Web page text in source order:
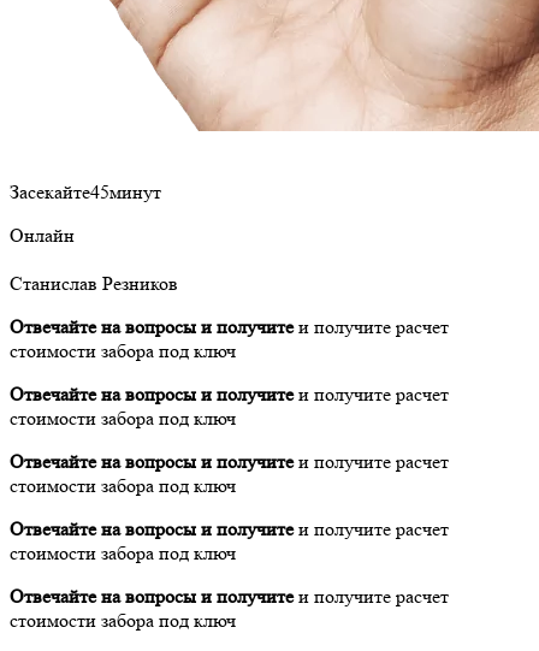
Засекайте45минут
Онлайн
Станислав Резников
Отвечайте на вопросы и получитеи получите расчет
стоимости забора под ключ
Отвечайте на вопросы и получитеи получите расчет
стоимости забора под ключ
Отвечайте на вопросы и получитеи получите расчет
стоимости забора под ключ
Отвечайте на вопросы и получитеи получите расчет
стоимости забора под ключ
Отвечайте на вопросы и получитеи получите расчет
стоимости забора под ключ